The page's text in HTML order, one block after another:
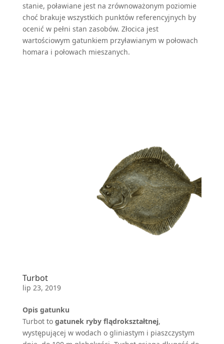
stanie, poławiane jest na zrównoważonym poziomie
choć brakuje wszystkich punktów referencyjnych by
ocenić w pełni stan zasobów. Złocica jest
wartościowym gatunkiem przyławianym w połowach
homara i połowach mieszanych.
Turbot
lip 23, 2019
Opis gatunku
Turbot to gatunek ryby flądrokształtnej,
występującej w wodach o gliniastym i piaszczystym